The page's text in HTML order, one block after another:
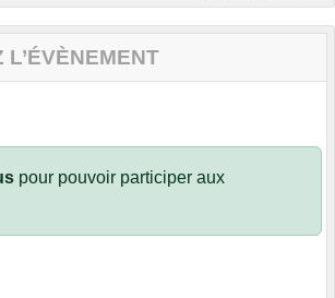
L’ÉVÈNEMENT
pour pouvoir participer aux